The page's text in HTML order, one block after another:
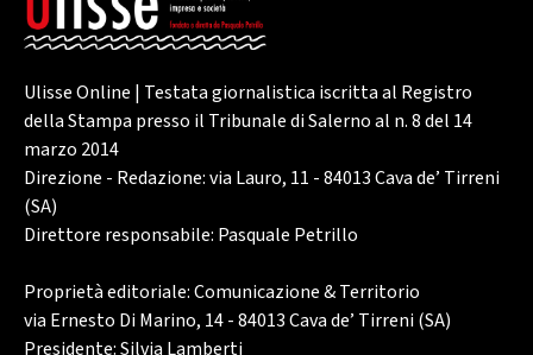
Ulisse Online | Testata giornalistica iscritta al Registro
della Stampa presso il Tribunale di Salerno al n. 8 del 14
marzo 2014
Direzione - Redazione: via Lauro, 11 - 84013 Cava de’ Tirreni
(SA)
Direttore responsabile: Pasquale Petrillo
Proprietà editoriale: Comunicazione & Territorio
via Ernesto Di Marino, 14 - 84013 Cava de’ Tirreni (SA)
Presidente: Silvia Lamberti